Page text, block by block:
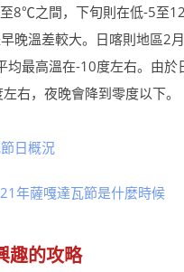
至8℃之間，下旬則在低-5至
晚溫差較大。日喀則地區2
最高溫在-10度左右。由於
右，夜晚會降到零度以下。
日概況
年薩嘎達瓦節是什麼時候
趣的攻略